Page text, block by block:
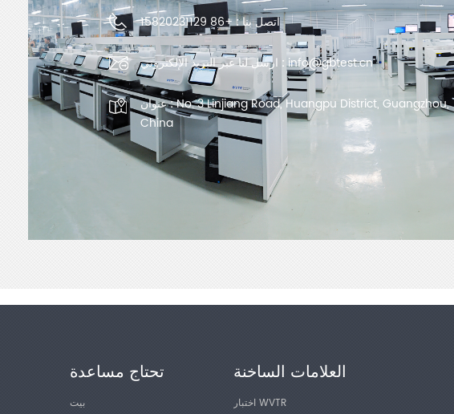
اتصل بنا :+86 15820231129
ارسل لنا عبر البريد الإلكتروني :info@gbtest.cn
عنوان :No. 3 Linjiang Road, Huangpu District, Guangzhou,
China
تحتاج مساعدة
بيت
العلامات الساخنة
اختبار WVTR